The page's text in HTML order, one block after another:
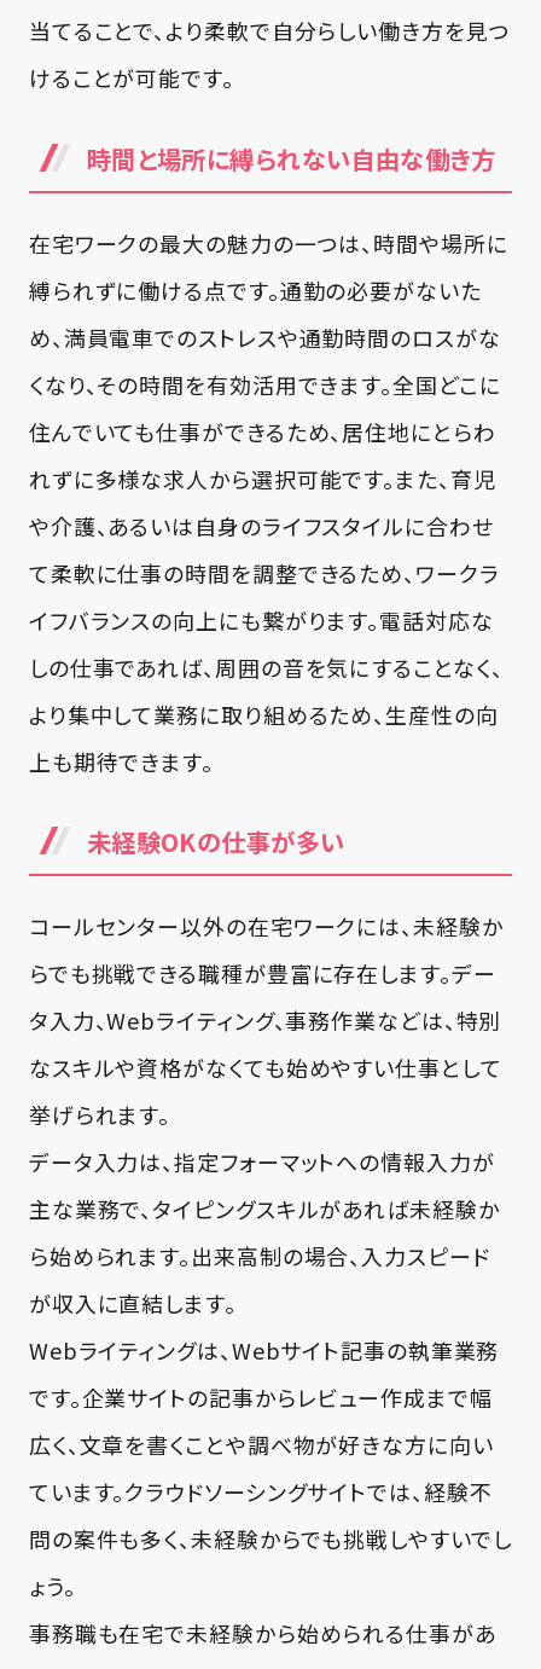
当てることで、より柔軟で自分らしい働き方を見つ
けることが可能です。
時間と場所に縛られない自由な働き方
在宅ワークの最大の魅力の一つは、時間や場所に
縛られずに働ける点です。通勤の必要がないた
め、満員電車でのストレスや通勤時間のロスがな
くなり、その時間を有効活用できます。全国どこに
住んでいても仕事ができるため、居住地にとらわ
れずに多様な求人から選択可能です。また、育児
や介護、あるいは自身のライフスタイルに合わせ
て柔軟に仕事の時間を調整できるため、ワークラ
イフバランスの向上にも繋がります。電話対応な
しの仕事であれば、周囲の音を気にすることなく、
より集中して業務に取り組めるため、生産性の向
上も期待できます。
未経験OKの仕事が多い
コールセンター以外の在宅ワークには、未経験か
らでも挑戦できる職種が豊富に存在します。デー
タ入力、Webライティング、事務作業などは、特別
なスキルや資格がなくても始めやすい仕事として
挙げられます。
データ入力は、指定フォーマットへの情報入力が
主な業務で、タイピングスキルがあれば未経験か
ら始められます。出来高制の場合、入力スピード
が収入に直結します。
Webライティングは、Webサイト記事の執筆業務
です。企業サイトの記事からレビュー作成まで幅
広く、文章を書くことや調べ物が好きな方に向い
ています。クラウドソーシングサイトでは、経験不
問の案件も多く、未経験からでも挑戦しやすいでし
ょう。
事務職も在宅で未経験から始められる仕事があ